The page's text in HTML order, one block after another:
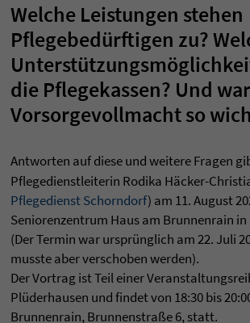
Welche Leistungen stehen
Pflegebedürftigen zu?
die Pflegekassen? Und
Vorsorgevollmacht so
Antworten auf diese und weitere Fragen
Pflegedienstleiterin Rodika Häcker-
Pflegedienst Schorndorf) am 11. August
Seniorenzentrum Haus am Brunnenrain
(Der Termin war ursprünglich am 22. Juli
musste aber verschoben werden).
Der Vortrag ist Teil einer
Plüderhausen und findet von 18:30 bis
Brunnenrain, Brunnenstraße 6, statt.